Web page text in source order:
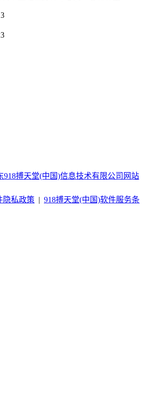
918搏天堂(中国)信息技术有限公司 网站
隐私政策
918搏天堂(中国)软件服务条